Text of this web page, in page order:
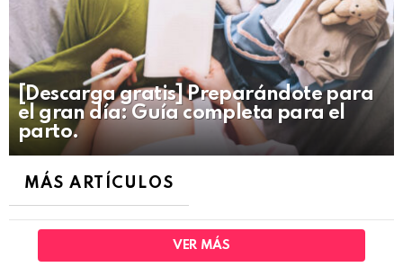
[Descarga gratis] Preparándote para
el gran día: Guía completa para el
parto.
MÁS ARTÍCULOS
VER MÁS